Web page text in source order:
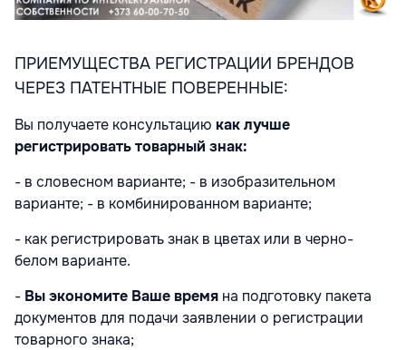
ПРИЕМУЩЕСТВА РЕГИСТРАЦИИ БРЕНДОВ
ЧЕРЕЗ ПАТЕНТНЫЕ ПОВЕРЕННЫЕ:
Вы получаете консультацию как лучше
регистрировать товарный знак:
- в словесном варианте; - в изобразительном
варианте; - в комбинированном варианте;
- как регистрировать знак в цветах или в черно-
белом варианте.
- Вы экономите Ваше время на подготовку пакета
документов для подачи заявлении о регистрации
товарного знака;